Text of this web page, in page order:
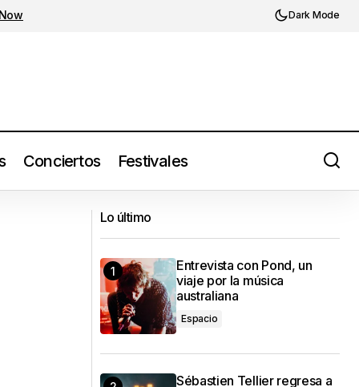
Dark Mode
Conciertos Festivales
vibrar Guadalajara y Ciudad de México
Lo último
Entrevista con Pond, un
viaje por la música
australiana
Espacio
Sébastien Tellier regresa a